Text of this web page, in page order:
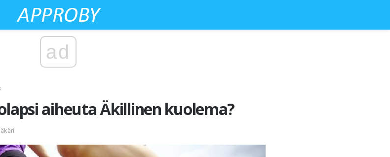
ad
aiheuta Äkillinen kuolema?